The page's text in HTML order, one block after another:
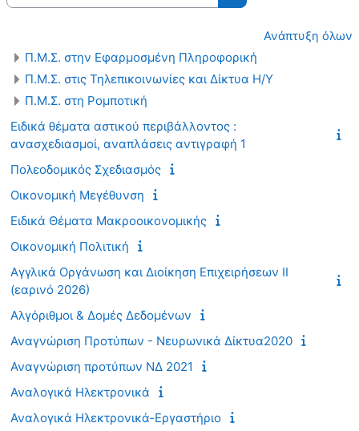
Αναζήτηση
Ανάπτυξη όλων
Π.Μ.Σ. στην Εφαρμοσμένη Πληροφορική
Π.Μ.Σ. στις Τηλεπικοινωνίες και Δίκτυα Η/Υ
Π.Μ.Σ. στη Ρομποτική
Ειδικά θέματα αστικού περιβάλλοντος :
ανασχεδιασμοί, αναπλάσεις αντιγραφή 1
Πολεοδομικός Σχεδιασμός
Οικονομική Μεγέθυνση
Ειδικά Θέματα Μακροοικονομικής
Οικονομική Πολιτική
Αγγλικά Οργάνωση και Διοίκηση Επιχειρήσεων ΙΙ
(εαρινό 2026)
Αλγόριθμοι & Δομές Δεδομένων
Αναγνώριση Προτύπων - Νευρωνικά Δίκτυα2020
Αναγνώριση προτύπων ΝΔ 2021
Αναλογικά Ηλεκτρονικά
Αναλογικά Ηλεκτρονικά-Εργαστήριο